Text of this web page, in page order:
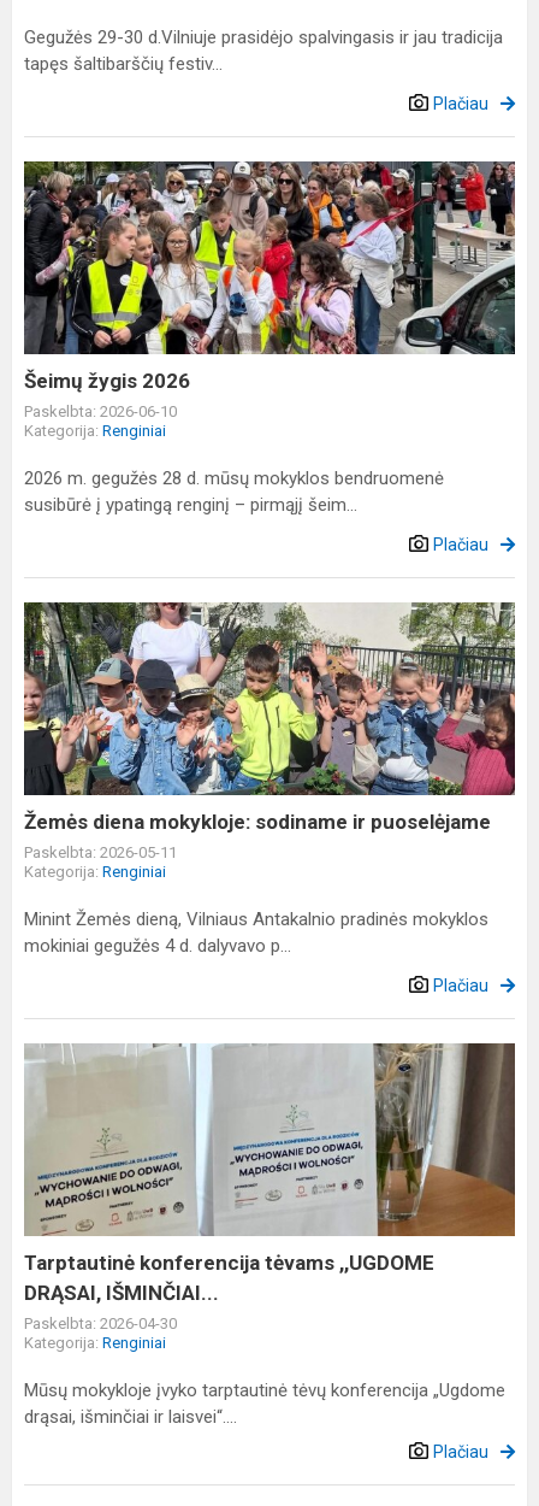
Gegužės 29-30 d.Vilniuje prasidėjo spalvingasis ir jau tradicija
tapęs šaltibarščių festiv...
Plačiau
Šeimų
žygis
2026
Šeimų žygis 2026
Paskelbta: 2026-06-10
Kategorija: Renginiai
2026 m. gegužės 28 d. mūsų mokyklos bendruomenė
susibūrė į ypatingą renginį – pirmąjį šeim...
Plačiau
Žemės
diena
mokykloje:
sodiname
ir
puoselėjame
Žemės diena mokykloje: sodiname ir puoselėjame
Paskelbta: 2026-05-11
Kategorija: Renginiai
Minint Žemės dieną, Vilniaus Antakalnio pradinės mokyklos
mokiniai gegužės 4 d. dalyvavo p...
Plačiau
Tarptautinė
,,UGDOME
DRĄSAI,
IŠMINČIAI...
Tarptautinė konferencija tėvams ,,UGDOME
DRĄSAI, IŠMINČIAI...
Paskelbta: 2026-04-30
Kategorija: Renginiai
Mūsų mokykloje įvyko tarptautinė tėvų konferencija „Ugdome
drąsai, išminčiai ir laisvei“....
Plačiau